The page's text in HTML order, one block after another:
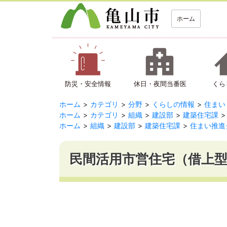
ホーム
防災・安全情報 休日・夜間当番医 く
ホーム カテゴリ 分野 くらしの情報
住ま
ホーム
カテゴリ 組織 建設部
建築住宅課
ホーム
組織 建設部 建築住宅課 住まい推
民間活用市営住宅（借上